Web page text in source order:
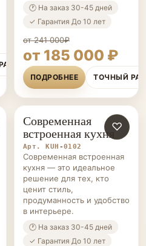
🕐 На заказ 30-45 дней
✓ Гарантия До 10 лет
от 241 000₽
от 185 000 ₽
ПОДРОБНЕЕ ТОЧНЫЙ
КУХНИ НА ЗАКАЗ ♡
Современная
встроенная кухня
Арт. KUH-0102
Современная встроенная
кухня — это идеальное
решение для тех, кто
ценит стиль,
продуманность и удобство
в интерьере.
🕐 На заказ 30-45 дней
✓ Гарантия До 10 лет